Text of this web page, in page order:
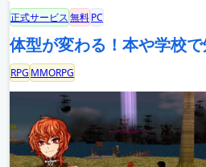
正式サービス無料PC
体型が変わる！本や学校
RPG MMORPG